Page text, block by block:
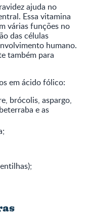
ajuda no
Essa vitamina
várias funções no
das células
humano.
também para
em ácido fólico:
brócolis, aspargo,
e as